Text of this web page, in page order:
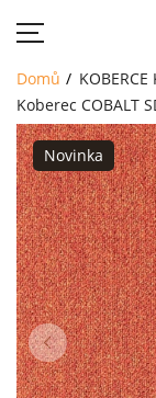
DOMŮ
SORTIMENT
AKCE
CENÍK
REFERENCE
Domů KOBERCE
Koberec COBALT
Novinka